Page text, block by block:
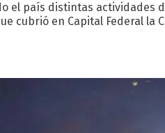
el país distintas actividades
cubrió en Capital Federal